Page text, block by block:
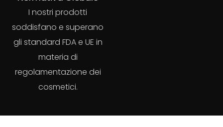
I nostri prodotti
soddisfano e superano
gli standard FDA e UE in
materia di
regolamentazione dei
cosmetici.